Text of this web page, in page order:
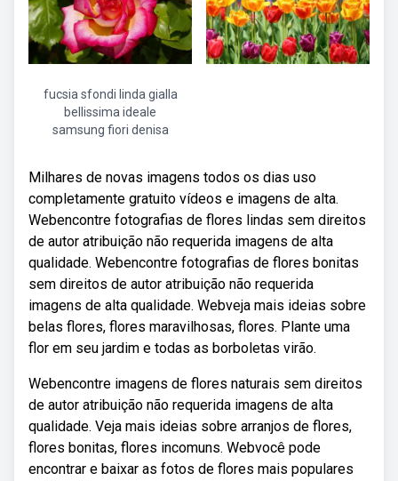
fucsia sfondi linda gialla
bellissima ideale
samsung fiori denisa
Milhares de novas imagens todos os dias uso
completamente gratuito vídeos e imagens de alta.
Webencontre fotografias de flores lindas sem direitos
de autor atribuição não requerida imagens de alta
qualidade. Webencontre fotografias de flores bonitas
sem direitos de autor atribuição não requerida
imagens de alta qualidade. Webveja mais ideias sobre
belas flores, flores maravilhosas, flores. Plante uma
flor em seu jardim e todas as borboletas virão.
Webencontre imagens de flores naturais sem direitos
de autor atribuição não requerida imagens de alta
qualidade. Veja mais ideias sobre arranjos de flores,
flores bonitas, flores incomuns. Webvocê pode
encontrar e baixar as fotos de flores mais populares